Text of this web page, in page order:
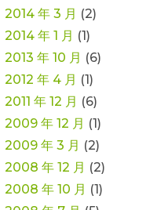
2014 年 3 月 (2)
2014 年 1 月 (1)
2013 年 10 月 (6)
2012 年 4 月 (1)
2011 年 12 月 (6)
2009 年 12 月 (1)
2009 年 3 月 (2)
2008 年 12 月 (2)
2008 年 10 月 (1)